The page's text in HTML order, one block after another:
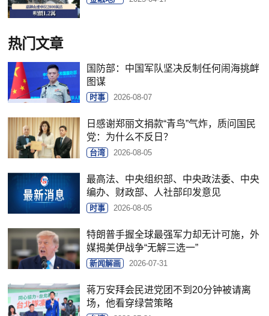
热门文章
国防部：中国军队坚决反制任何闹海挑衅
图谋
时事 2026-08-07
日感谢郑丽文捐款“青鸟”气炸，质问国民
党：为什么不反日？
台湾 2026-08-05
最高法、中央组织部、中央政法委、中央
编办、财政部、人社部印发意见
时事 2026-08-05
特朗普手握全球最强军力却无计可施，外
媒揭美伊战争“无解三选一”
新闻解画 2026-07-31
蒋万安拜会民进党团不到20分钟被请离
场，他看穿绿营策略